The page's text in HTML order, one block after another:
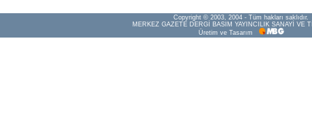
Copyright © 2003, 2004 - Tüm hakları saklıdır.
MERKEZ GAZETE DERGİ BASIM YAYINCILIK SANAYİ VE
Üretim ve Tasarım